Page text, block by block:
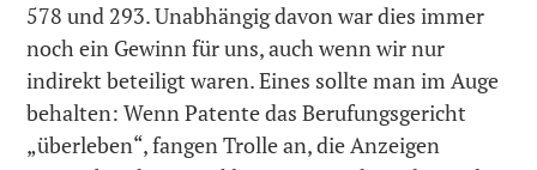
578 und 293. Unabhängig davon war dies immer
noch ein Gewinn für uns, auch wenn wir nur
indirekt beteiligt waren. Eines sollte man im Auge
behalten: Wenn Patente das Berufungsgericht
„überleben“, fangen Trolle an, die Anzeigen